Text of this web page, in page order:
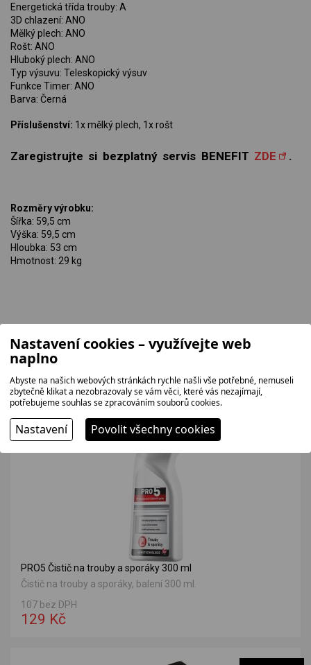
Energetická třída trouby: A
3D chlazení: ANO
Mělký plech: ANO
Rošt: ANO
Hluboký plech: ANO
Typ výsuvu: Teleskopický výsuv
Funkce Timer: ANO
Barva: Černá
Příslušenství: 1x mělký plech, 1x rošt
Zaregistrujte si bezplatný servis BENEFIT ZDE .
Rozměry výrobku:
Šířka: 59,5 cm
Výška: 59,5 cm
Hloubka: 53 cm
Hmotnost: 29 kg
Související zboží
PRO5 Čistič na trouby a sporáky 300 ml
Čistič na trouby a sporáky, balení 300 ml.
107 bez DPH
129 Kč
Nastavení cookies – využívejte web
naplno
Abyste na našich webových stránkách rychle našli vše potřebné, nemuseli
zbytečně klikat a nezobrazovaly se vám věci, které vás nezajímají,
potřebujeme souhlas se zpracováním souborů cookies.
Nastavení Povolit všechny cookies